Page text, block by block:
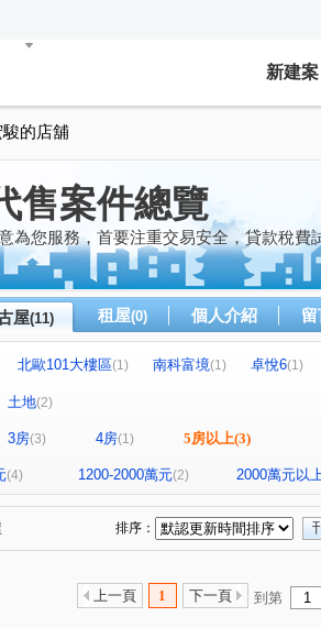
新建案
駿的店舖
售案件總覽
為您服務，首要注重交易安全，貸款稅費
屋(11) 租屋(0) 個人介紹
北歐101大樓區(1) 南科富境(1) 卓悅6(1)
北安路二段
土地(2)
3房(3) 4房(1) 5房以上(3)
(4) 1200-2000萬元(2) 2000萬元以
排序：
上一頁 1 下一頁 到第